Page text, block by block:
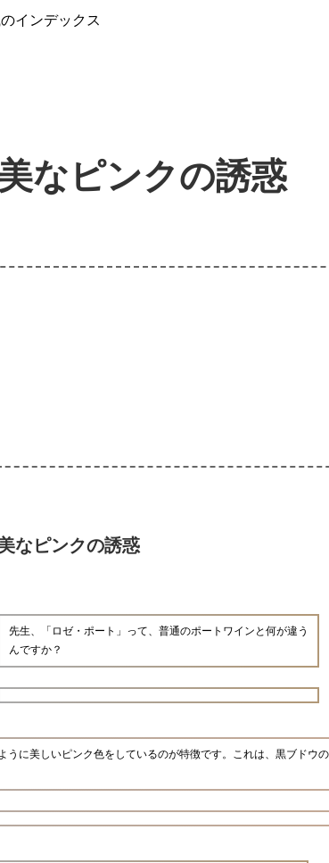
インデックス
なピンクの誘惑
なピンクの誘惑
先生、「ロゼ・ポート」って、普通のポートワインと何が違う
んですか？
に美しいピンク色をしているのが特徴です。これは、黒ブドウ